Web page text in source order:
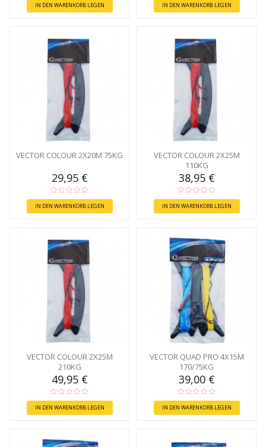
IN DEN WARENKORB LEGEN IN DEN WARENKORB LEGEN
VECTOR COLOUR 2X20M 75KG
29,95 €
IN DEN WARENKORB LEGEN
VECTOR COLOUR 2X25M
110KG
38,95 €
IN DEN WARENKORB LEGEN
VECTOR COLOUR 2X25M
210KG
49,95 €
IN DEN WARENKORB LEGEN
VECTOR QUAD PRO 4X15M
170/75KG
39,00 €
IN DEN WARENKORB LEGEN